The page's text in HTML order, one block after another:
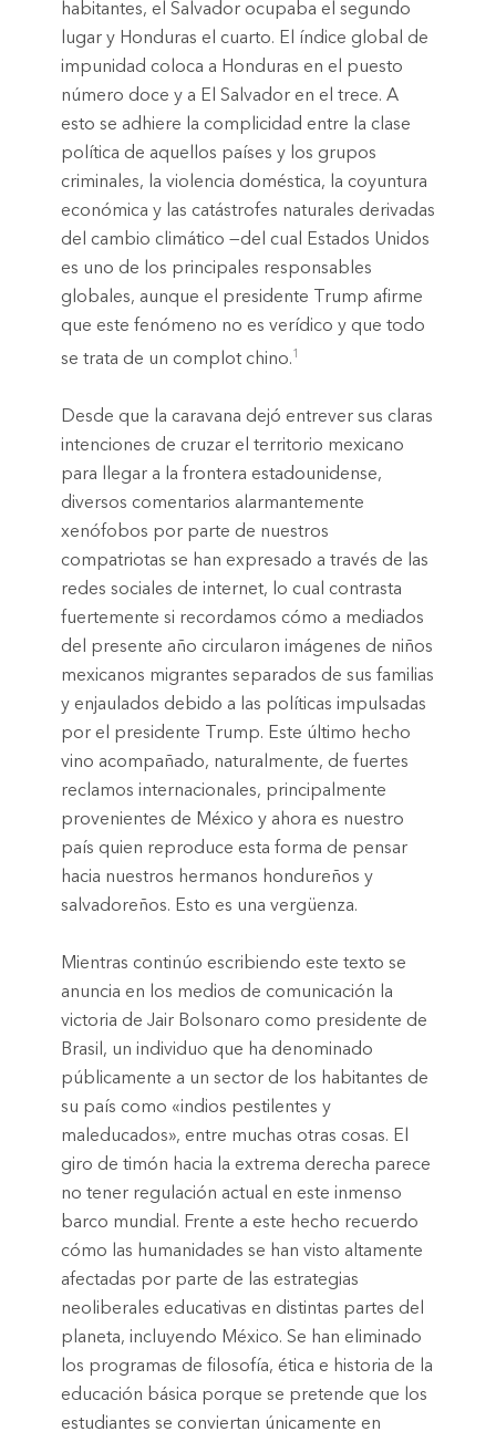
habitantes, el Salvador ocupaba el segundo
lugar y Honduras el cuarto. El índice global de
impunidad coloca a Honduras en el puesto
número doce y a El Salvador en el trece. A
esto se adhiere la complicidad entre la clase
política de aquellos países y los grupos
criminales, la violencia doméstica, la coyuntura
económica y las catástrofes naturales derivadas
del cambio climático —del cual Estados Unidos
es uno de los principales responsables
globales, aunque el presidente Trump afirme
que este fenómeno no es verídico y que todo
se trata de un complot chino.1
Desde que la caravana dejó entrever sus claras
intenciones de cruzar el territorio mexicano
para llegar a la frontera estadounidense,
diversos comentarios alarmantemente
xenófobos por parte de nuestros
compatriotas se han expresado a través de las
redes sociales de internet, lo cual contrasta
fuertemente si recordamos cómo a mediados
del presente año circularon imágenes de niños
mexicanos migrantes separados de sus familias
y enjaulados debido a las políticas impulsadas
por el presidente Trump. Este último hecho
vino acompañado, naturalmente, de fuertes
reclamos internacionales, principalmente
provenientes de México y ahora es nuestro
país quien reproduce esta forma de pensar
hacia nuestros hermanos hondureños y
salvadoreños. Esto es una vergüenza.
Mientras continúo escribiendo este texto se
anuncia en los medios de comunicación la
victoria de Jair Bolsonaro como presidente de
Brasil, un individuo que ha denominado
públicamente a un sector de los habitantes de
su país como «indios pestilentes y
maleducados», entre muchas otras cosas. El
giro de timón hacia la extrema derecha parece
no tener regulación actual en este inmenso
barco mundial. Frente a este hecho recuerdo
cómo las humanidades se han visto altamente
afectadas por parte de las estrategias
neoliberales educativas en distintas partes del
planeta, incluyendo México. Se han eliminado
los programas de filosofía, ética e historia de la
educación básica porque se pretende que los
estudiantes se conviertan únicamente en